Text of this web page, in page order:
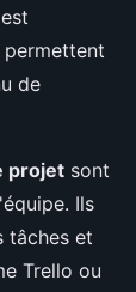
est
permettent
de
projet sont
Ils
tâches et
Trello ou